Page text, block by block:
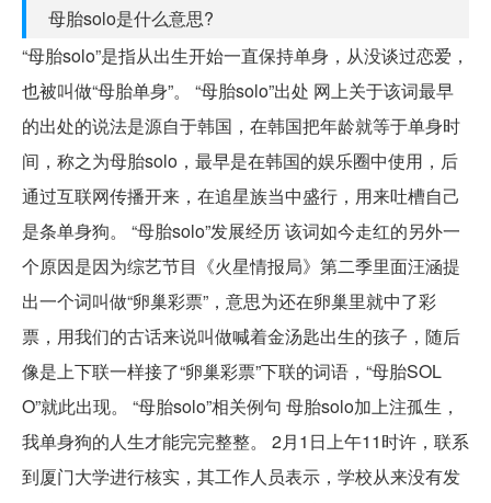
母胎solo是什么意思?
“母胎solo”是指从出生开始一直保持单身，从没谈过恋爱，
也被叫做“母胎单身”。 “母胎solo”出处 网上关于该词最早
的出处的说法是源自于韩国，在韩国把年龄就等于单身时
间，称之为母胎solo，最早是在韩国的娱乐圈中使用，后
通过互联网传播开来，在追星族当中盛行，用来吐槽自己
是条单身狗。 “母胎solo”发展经历 该词如今走红的另外一
个原因是因为综艺节目《火星情报局》第二季里面汪涵提
出一个词叫做“卵巢彩票”，意思为还在卵巢里就中了彩
票，用我们的古话来说叫做喊着金汤匙出生的孩子，随后
像是上下联一样接了“卵巢彩票”下联的词语，“母胎SOL
O”就此出现。 “母胎solo”相关例句 母胎solo加上注孤生，
我单身狗的人生才能完完整整。 2月1日上午11时许，联系
到厦门大学进行核实，其工作人员表示，学校从来没有发